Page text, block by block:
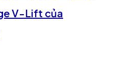
V-Lift của